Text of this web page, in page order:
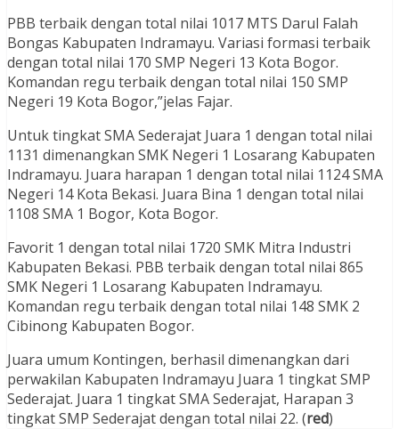
PBB terbaik dengan total nilai 1017 MTS Darul Falah
Bongas Kabupaten Indramayu. Variasi formasi terbaik
dengan total nilai 170 SMP Negeri 13 Kota Bogor.
Komandan regu terbaik dengan total nilai 150 SMP
Negeri 19 Kota Bogor,”jelas Fajar.
Untuk tingkat SMA Sederajat Juara 1 dengan total nilai
1131 dimenangkan SMK Negeri 1 Losarang Kabupaten
Indramayu. Juara harapan 1 dengan total nilai 1124 SMA
Negeri 14 Kota Bekasi. Juara Bina 1 dengan total nilai
1108 SMA 1 Bogor, Kota Bogor.
Favorit 1 dengan total nilai 1720 SMK Mitra Industri
Kabupaten Bekasi. PBB terbaik dengan total nilai 865
SMK Negeri 1 Losarang Kabupaten Indramayu.
Komandan regu terbaik dengan total nilai 148 SMK 2
Cibinong Kabupaten Bogor.
Juara umum Kontingen, berhasil dimenangkan dari
perwakilan Kabupaten Indramayu Juara 1 tingkat SMP
Sederajat. Juara 1 tingkat SMA Sederajat, Harapan 3
tingkat SMP Sederajat dengan total nilai 22. (red)